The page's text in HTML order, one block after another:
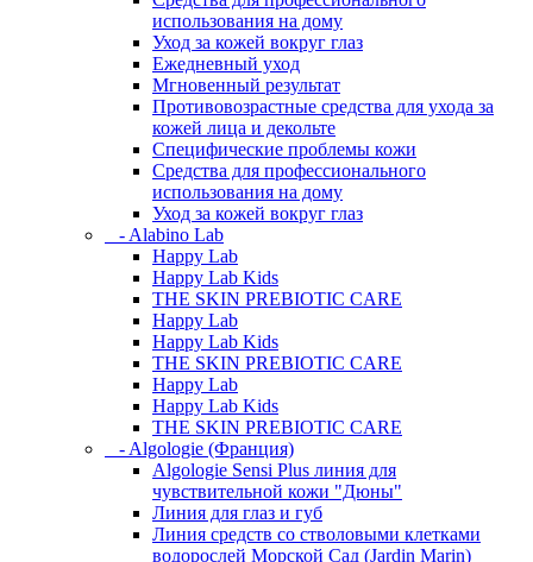
использования на дому
Уход за кожей вокруг глаз
Ежедневный уход
Мгновенный результат
Противовозрастные средства для ухода за
кожей лица и декольте
Специфические проблемы кожи
Средства для профессионального
использования на дому
Уход за кожей вокруг глаз
- Alabino Lab
Happy Lab
Happy Lab Kids
THE SKIN PREBIOTIC CARE
Happy Lab
Happy Lab Kids
THE SKIN PREBIOTIC CARE
Happy Lab
Happy Lab Kids
THE SKIN PREBIOTIC CARE
- Algologie (Франция)
Algologie Sensi Plus линия для
чувcтвительной кожи "Дюны"
Линия для глаз и губ
Линия средств со стволовыми клетками
водорослей Морской Сад (Jardin Marin)